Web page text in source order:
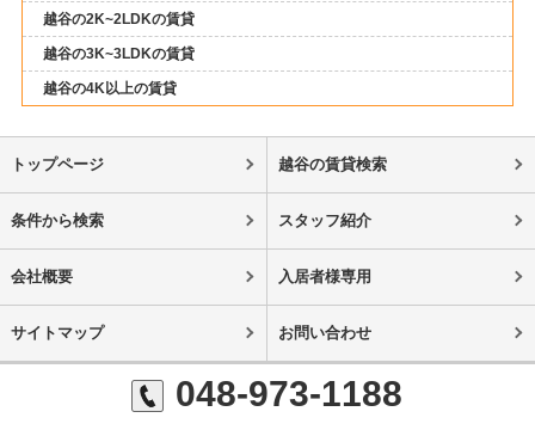
越谷の2K~2LDKの賃貸
越谷の3K~3LDKの賃貸
越谷の4K以上の賃貸
トップページ 越谷の賃貸検索
条件から検索 スタッフ紹介
会社概要 入居者様専用
サイトマップ お問い合わせ
048-973-1188